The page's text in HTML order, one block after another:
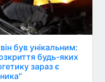
був унікальним:
будь-яких
зараз є